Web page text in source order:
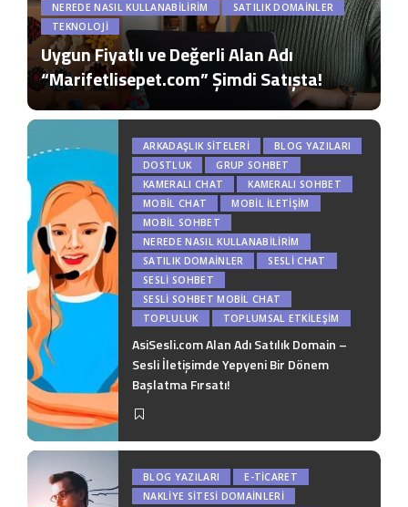
NEREDE NASIL KULLANABILIRIM
SATILIK DOMAİNLER
TEKNOLOJI
Uygun Fiyatlı ve Değerli Alan Adı
“Marifetlisepet.com” Şimdi Satışta!
ARKADAŞLIK SITELERI
BLOG YAZILARI
DOSTLUK
GRUP SOHBET
KAMERALI CHAT
KAMERALI SOHBET
MOBIL CHAT
MOBIL İLETIŞIM
MOBIL SOHBET
NEREDE NASIL KULLANABILIRIM
SATILIK DOMAİNLER
SESLI CHAT
SESLI SOHBET
SESLI SOHBET MOBIL CHAT
TOPLULUK
TOPLUMSAL ETKILEŞIM
AsiSesli.com Alan Adı Satılık Domain –
Sesli İletişimde Yepyeni Bir Dönem
Başlatma Fırsatı!
BLOG YAZILARI
E-TICARET
NAKLIYE SITESI DOMAINLERI